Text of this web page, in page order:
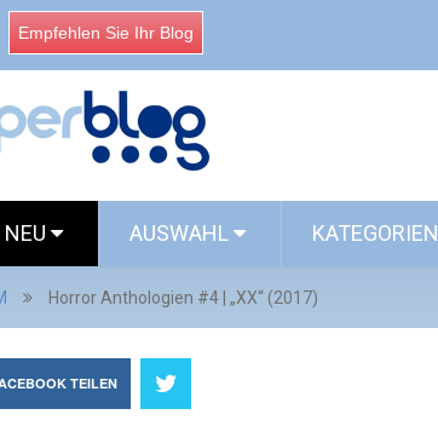
Empfehlen Sie Ihr Blog
NEU AUSWAHL KATEGORIEN
Horror Anthologien #4 | „XX“ (2017)
TEILEN